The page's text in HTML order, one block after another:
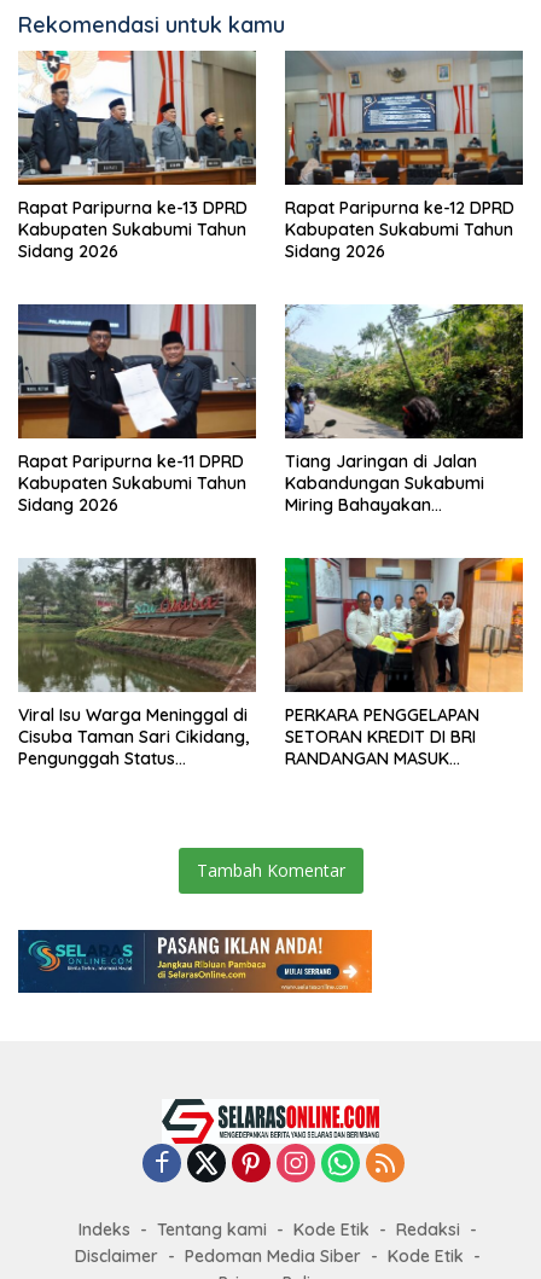
Rekomendasi untuk kamu
Rapat Paripurna ke-13 DPRD
Kabupaten Sukabumi Tahun
Sidang 2026
Rapat Paripurna ke-12 DPRD
Kabupaten Sukabumi Tahun
Sidang 2026
Rapat Paripurna ke-11 DPRD
Kabupaten Sukabumi Tahun
Sidang 2026
Tiang Jaringan di Jalan
Kabandungan Sukabumi
Miring Bahayakan
Viral Isu Warga Meninggal di
Cisuba Taman Sari Cikidang,
Pengunggah Status
PERKARA PENGGELAPAN
SETORAN KREDIT DI BRI
RANDANGAN MASUK
Tambah Komentar
Indeks Tentang kami Kode Etik
Redaksi
Disclaimer
Pedoman Media Siber
Kode Etik